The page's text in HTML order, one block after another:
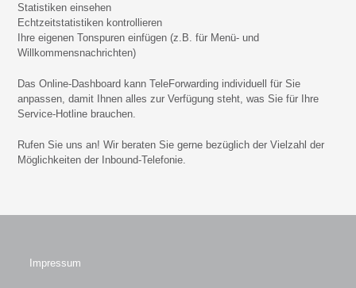
Statistiken einsehen
Echtzeitstatistiken kontrollieren
Ihre eigenen Tonspuren einfügen (z.B. für Menü- und
Willkommensnachrichten)
Das Online-Dashboard kann TeleForwarding individuell für Sie
anpassen, damit Ihnen alles zur Verfügung steht, was Sie für Ihre
Service-Hotline brauchen.
Rufen Sie uns an! Wir beraten Sie gerne bezüglich der Vielzahl der
Möglichkeiten der Inbound-Telefonie.
Impressum